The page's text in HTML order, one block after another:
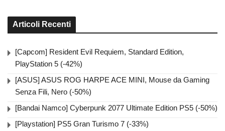
Articoli Recenti
[Capcom] Resident Evil Requiem, Standard Edition,
PlayStation 5 (-42%)
[ASUS] ASUS ROG HARPE ACE MINI, Mouse da Gaming
Senza Fili, Nero (-50%)
[Bandai Namco] Cyberpunk 2077 Ultimate Edition PS5 (-50%)
[Playstation] PS5 Gran Turismo 7 (-33%)